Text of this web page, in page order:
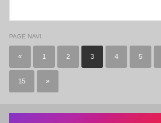
PAGE NAVI
« 1 2 3 4 5
15 »